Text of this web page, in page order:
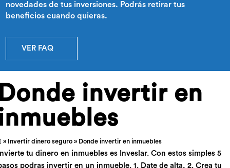
novedades de tus inversiones. Podrás retirar tus
beneficios cuando quieras.
VER FAQ
invertir en
» Invertir dinero seguro » Donde invertir en inmuebles
tu dinero en inmuebles es Inveslar. Con estos simples 5
podras invertir en un inmueble. 1. Date de alta, 2. Crea tu